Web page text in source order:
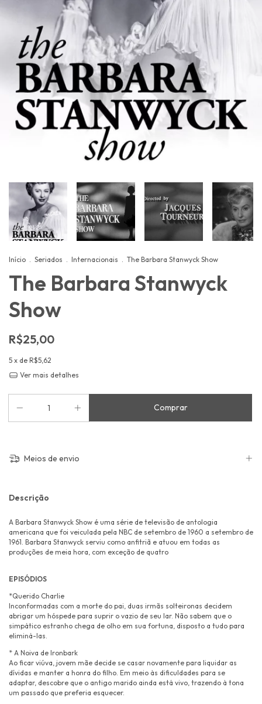
Início . Seriados . Internacionais . The Barbara Stanwyck Show
The Barbara Stanwyck
Show
R$25,00
5 x de R$5,62
Ver mais detalhes
Meios de envio
Descrição
A Barbara Stanwyck Show é uma série de televisão de antologia
americana que foi veiculada pela NBC de setembro de 1960 a setembro de
1961. Barbara Stanwyck serviu como anfitriã e atuou em todas as
produções de meia hora, com exceção de quatro
EPISÓDIOS
*Querido Charlie
Inconformadas com a morte do pai, duas irmãs solteironas decidem
abrigar um hóspede para suprir o vazio de seu lar. Não sabem que o
simpático estranho chega de olho em sua fortuna, disposto a tudo para
eliminá-las.
* A Noiva de Ironbark
Ao ficar viúva, jovem mãe decide se casar novamente para liquidar as
dívidas e manter a honra do filho. Em meio às dificuldades para se
adaptar, descobre que o antigo marido ainda está vivo, trazendo à tona
um passado que preferia esquecer.